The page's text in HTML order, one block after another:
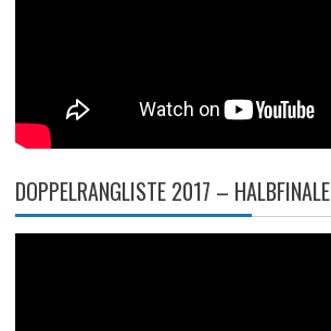
DOPPELRANGLISTE 2017 – HALBFINALE